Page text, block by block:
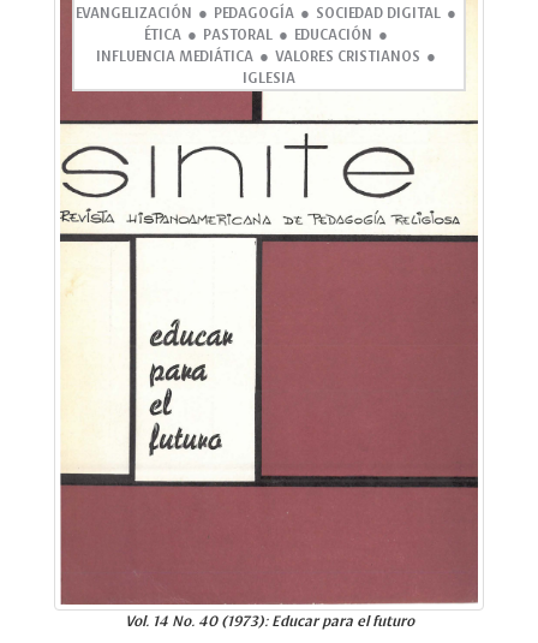
EVANGELIZACIÓN
PEDAGOGÍA
SOCIEDAD DIGITAL
ÉTICA
PASTORAL
EDUCACIÓN
INFLUENCIA MEDIÁTICA
VALORES CRISTIANOS
IGLESIA
Vol. 14 No. 40 (1973): Educar para el futuro